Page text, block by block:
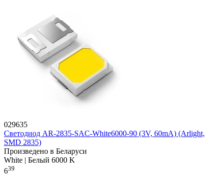
029635
Светодиод AR-2835-SAC-White6000-90 (3V, 60mA) (Arlight,
SMD 2835)
Произведено в Беларуси
White | Белый 6000 K
639